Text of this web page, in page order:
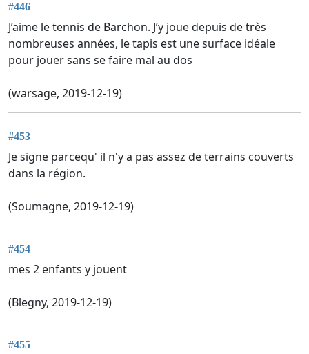
#446
J’aime le tennis de Barchon. J’y joue depuis de très
nombreuses années, le tapis est une surface idéale
pour jouer sans se faire mal au dos
(warsage, 2019-12-19)
#453
Je signe parcequ' il n'y a pas assez de terrains couverts
dans la région.
(Soumagne, 2019-12-19)
#454
mes 2 enfants y jouent
(Blegny, 2019-12-19)
#455